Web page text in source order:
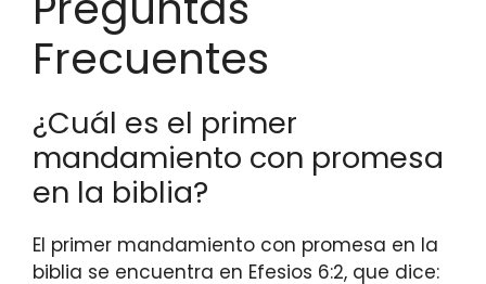
Frecuentes
¿Cuál es el primer
mandamiento con promesa
en la biblia?
El primer mandamiento con promesa en la
biblia se encuentra en Efesios 6:2, que dice: